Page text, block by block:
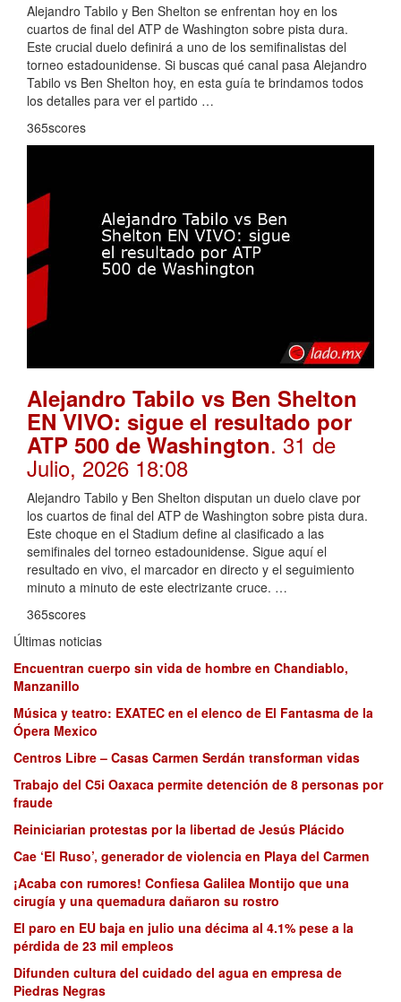
Alejandro Tabilo y Ben Shelton se enfrentan hoy en los
cuartos de final del ATP de Washington sobre pista dura.
Este crucial duelo definirá a uno de los semifinalistas del
torneo estadounidense. Si buscas qué canal pasa Alejandro
Tabilo vs Ben Shelton hoy, en esta guía te brindamos todos
los detalles para ver el partido …
365scores
Alejandro Tabilo vs Ben Shelton
EN VIVO: sigue el resultado por
ATP 500 de Washington. 31 de
Julio, 2026 18:08
Alejandro Tabilo y Ben Shelton disputan un duelo clave por
los cuartos de final del ATP de Washington sobre pista dura.
Este choque en el Stadium define al clasificado a las
semifinales del torneo estadounidense. Sigue aquí el
resultado en vivo, el marcador en directo y el seguimiento
minuto a minuto de este electrizante cruce. …
365scores
Últimas noticias
Encuentran cuerpo sin vida de hombre en Chandiablo,
Manzanillo
Música y teatro: EXATEC en el elenco de El Fantasma de la
Ópera Mexico
Centros Libre – Casas Carmen Serdán transforman vidas
Trabajo del C5i Oaxaca permite detención de 8 personas por
fraude
Reiniciarian protestas por la libertad de Jesús Plácido
Cae ‘El Ruso’, generador de violencia en Playa del Carmen
¡Acaba con rumores! Confiesa Galilea Montijo que una
cirugía y una quemadura dañaron su rostro
El paro en EU baja en julio una décima al 4.1% pese a la
pérdida de 23 mil empleos
Difunden cultura del cuidado del agua en empresa de
Piedras Negras